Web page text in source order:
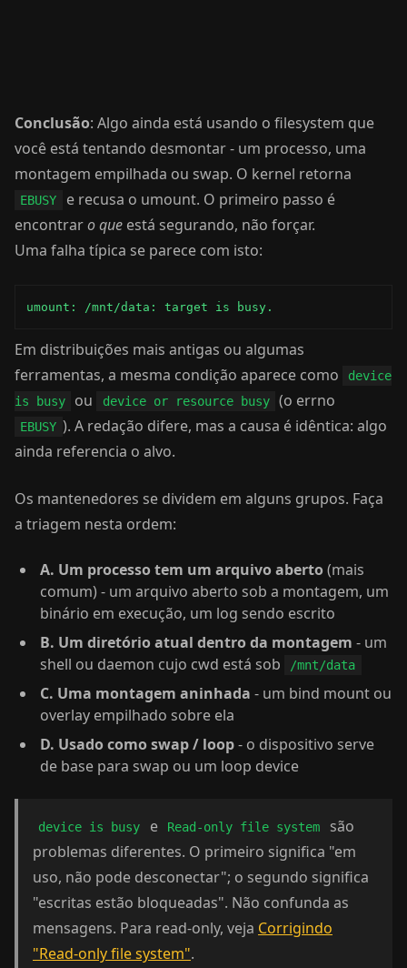
Conclusão: Algo ainda está usando o filesystem que
você está tentando desmontar - um processo, uma
montagem empilhada ou swap. O kernel retorna
EBUSY
e recusa o umount. O primeiro passo é
encontraro que está segurando, não forçar.
Uma falha típica se parece com isto:
umount: /mnt/data: target is busy.
Em distribuições mais antigas ou algumas
ferramentas, a mesma condição aparece como
device
is busy
ou device or resource busy (o errno
EBUSY ). A redação difere, mas a causa é idêntica: algo
ainda referencia o alvo.
Os mantenedores se dividem em alguns grupos. Faça
a triagem nesta ordem:
A. Um processo tem um arquivo aberto(mais
comum) - um arquivo aberto sob a montagem, um
binário em execução, um log sendo escrito
B. Um diretório atual dentro da montagem - um
shell ou daemon cujo cwd está sob
/mnt/data
C. Uma montagem aninhada - um bind mount ou
overlay empilhado sobre ela
D. Usado como swap / loop- o dispositivo serve
de base para swap ou um loop device
device is busy e Read-only file system
são
problemas diferentes. O primeiro significa "em
uso, não pode desconectar"; o segundo significa
"escritas estão bloqueadas". Não confunda as
mensagens. Para read-only, veja Corrigindo
"Read-only file system".